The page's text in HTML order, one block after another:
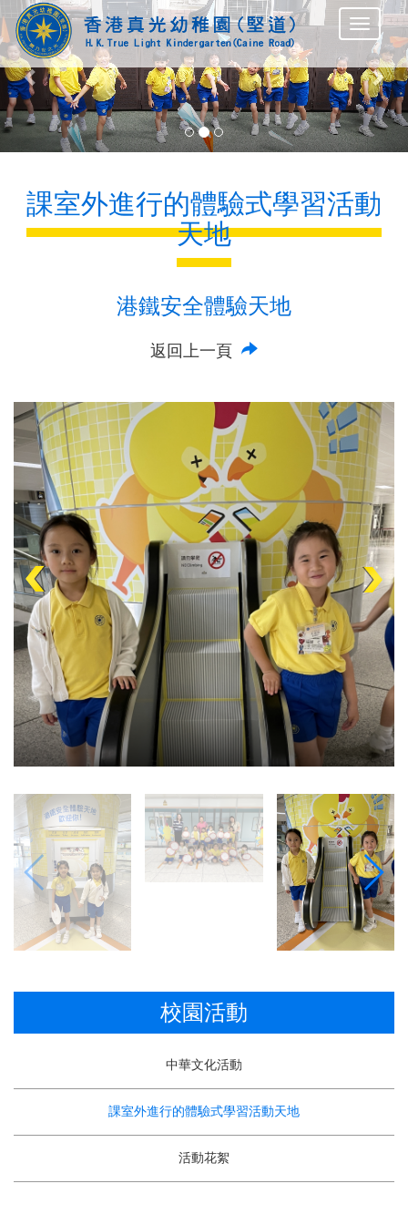
Previous
課室外進行的體驗式學習活動
天地
港鐵安全體驗天地
返回上一頁
校園活動
中華文化活動
課室外進行的體驗式學習活動天地
活動花絮